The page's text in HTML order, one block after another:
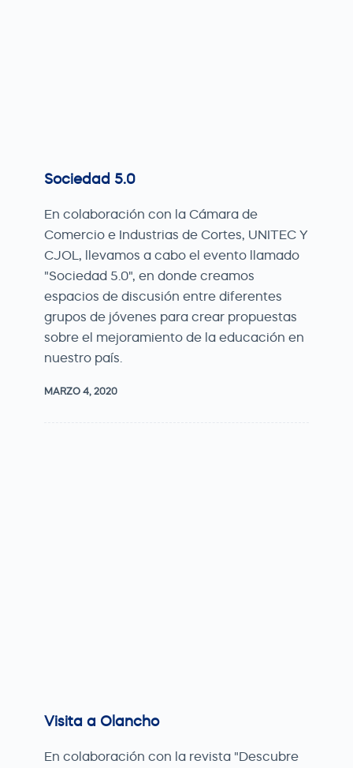
Sociedad 5.0
En colaboración con la Cámara de
Comercio e Industrias de Cortes, UNITEC Y
CJOL, llevamos a cabo el evento llamado
"Sociedad 5.0", en donde creamos
espacios de discusión entre diferentes
grupos de jóvenes para crear propuestas
sobre el mejoramiento de la educación en
nuestro país.
MARZO 4, 2020
Visita a Olancho
En colaboración con la revista "Descubre